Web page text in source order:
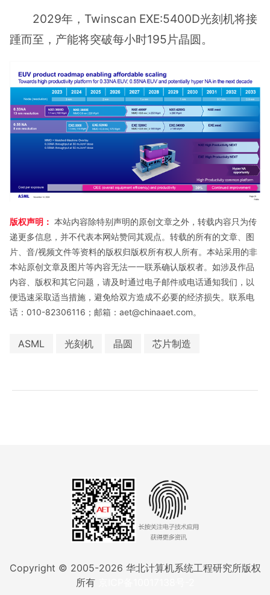
2029年，Twinscan EXE:5400D光刻机将接
踵而至，产能将突破每小时195片晶圆。
版权声明： 本站内容除特别声明的原创文章之外，转载内容只为传
递更多信息，并不代表本网站赞同其观点。转载的所有的文章、图
片、音/视频文件等资料的版权归版权所有权人所有。本站采用的非
本站原创文章及图片等内容无法一一联系确认版权者。如涉及作品
内容、版权和其它问题，请及时通过电子邮件或电话通知我们，以
便迅速采取适当措施，避免给双方造成不必要的经济损失。联系电
话：010-82306116；邮箱：aet@chinaaet.com。
ASML 光刻机 晶圆 芯片制造
Copyright © 2005-2026 华北计算机系统工程研究所版权
所有